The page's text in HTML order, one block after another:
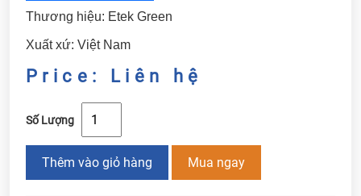
Thương hiệu: Etek Green
Xuất xứ: Việt Nam
Price: Liên hệ
Số Lượng
Thêm vào giỏ hàng Mua ngay